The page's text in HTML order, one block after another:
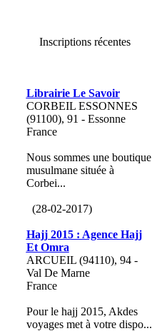
Inscriptions récentes
Librairie Le Savoir
CORBEIL ESSONNES
(91100), 91 - Essonne
France
Nous sommes une boutique
musulmane située à
Corbei...
(28-02-2017)
Hajj 2015 : Agence Hajj
Et Omra
ARCUEIL (94110), 94 -
Val De Marne
France
Pour le hajj 2015, Akdes
voyages met à votre dispo...